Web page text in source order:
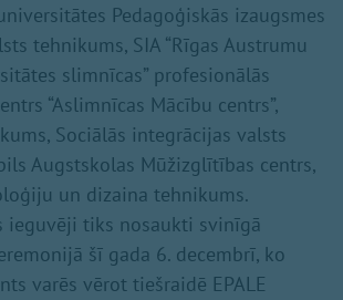
Pedagoģiskās izaugsmes
tehnikums, SIA “Rīgas Austrumu
slimnīcas” profesionālās
“Aslimnīcas Mācību centrs”,
Sociālās integrācijas valsts
Augstskolas Mūžizglītības centrs,
un dizaina tehnikums.
ieguvēji tiks nosaukti svinīgā
šī gada 6. decembrī, ko
varēs vērot tiešraidē EPALE